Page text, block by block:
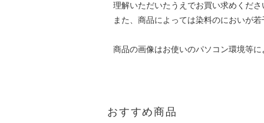
理解いただいたうえでお買い求めくださ
また、商品によっては染料のにおいが
商品の画像はお使いのパソコン環境等
おすすめ商品